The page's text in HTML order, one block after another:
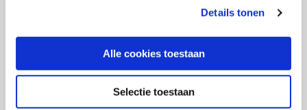
Details tonen
Alle cookies toestaan
Selectie toestaan